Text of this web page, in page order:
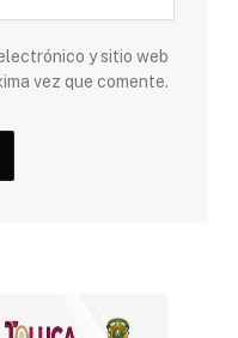
y sitio web
vez que comente.